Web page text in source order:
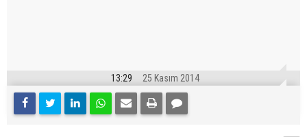
13:29 25 Kasım 2014